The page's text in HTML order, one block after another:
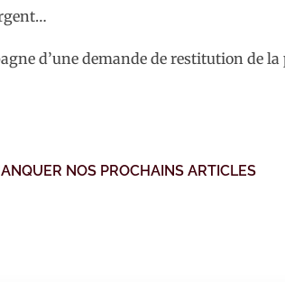
d’une demande de restitution de
NOS PROCHAINS ARTICLES